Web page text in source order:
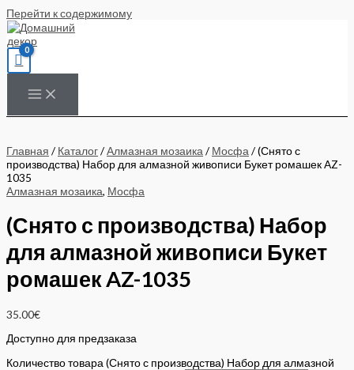
Перейти к содержимому
Главная / Каталог/Алмазная мозаика / Мосфа / (Снято с
производства) Набор для алмазной живописи Букет ромашек AZ-
1035
Алмазная мозаика, Мосфа
(Снято с производства) Набор
для алмазной живописи Букет
ромашек AZ-1035
35.00€
Доступно для предзаказа
Количество товара (Снято с производства) Набор для алмазной